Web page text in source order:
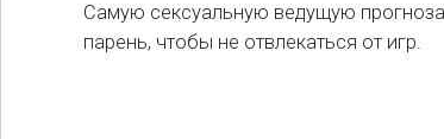
Самую сексуальную ведущую
парень, чтобы не отвлекаться от игр.